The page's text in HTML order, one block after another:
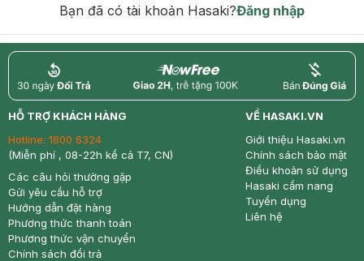
Bạn đã có tài khoản Hasaki?Đăng nhập
return nowfree price
HỖ TRỢ KHÁCH HÀNG
Hotline: 1800 6324
(Miễn phí , 08-22h kể cả T7, CN)
Các câu hỏi thường gặp
Gửi yêu cầu hỗ trợ
Hướng dẫn đặt hàng
Phương thức thanh toán
Phương thức vận chuyển
Chính sách đổi trả
VỀ HASAKI.VN
Giới thiệu Hasaki.vn
Chính sách bảo mật
Điều khoản sử dụng
Hasaki cẩm nang
Tuyển dụng
Liên hệ